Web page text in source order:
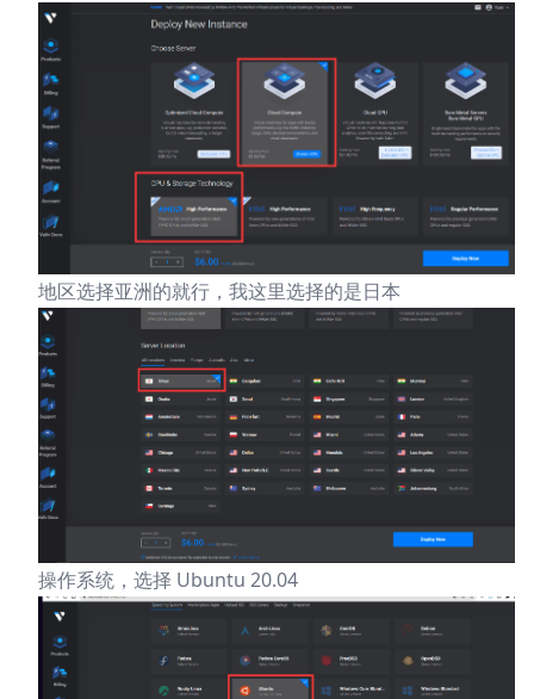
地区选择亚洲的就行，我这里选择的是日本
操作系统，选择 Ubuntu 20.04